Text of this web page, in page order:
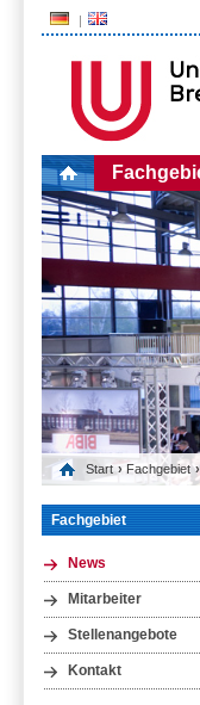
Start › Fachgebiet
Fachgebiet
News
Mitarbeiter
Stellenangebote
Kontakt